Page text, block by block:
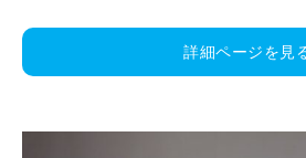
用途に合わせて自由にカスタマイズで
詳細ページを見